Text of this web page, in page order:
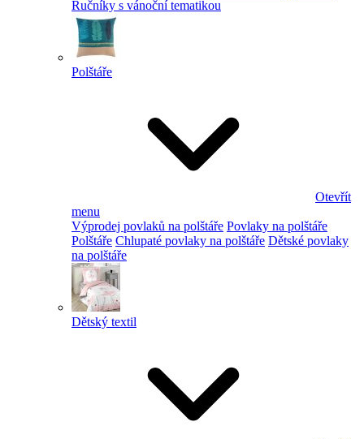
Ručníky s vánoční tematikou
Polštáře
Otevřít
menu
Výprodej povlaků na polštáře Povlaky na polštáře
Polštáře Chlupaté povlaky na polštáře Dětské povlaky
na polštáře
Dětský textil